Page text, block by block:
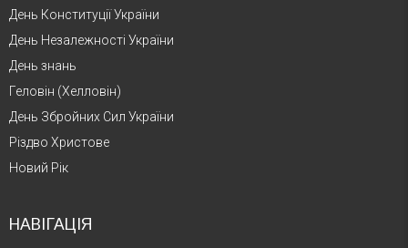
День Конституції України
День Незалежності України
День знань
Геловін (Хелловін)
День Збройних Сил України
Різдво Христове
Новий Рік
НАВІГАЦІЯ